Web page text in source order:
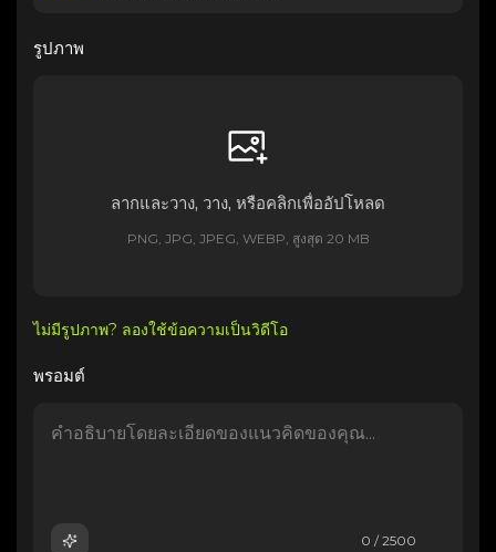
รูปภาพ
ลากและวาง, วาง, หรือคลิกเพื่ออัปโหลด
PNG, JPG, JPEG, WEBP, สูงสุด 20 MB
ไม่มีรูปภาพ? ลองใช้ข้อความเป็นวิดีโอ
พรอมต์
0 / 2500